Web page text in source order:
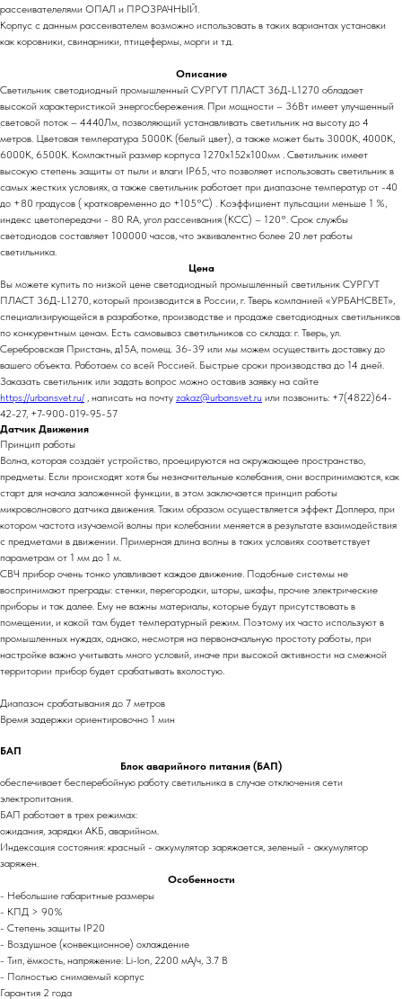
рассеивателелями ОПАЛ и ПРОЗРАЧНЫЙ.
Корпус с данным рассеивателем возможно использовать в таких вариантах установки
как коровники, свинарники, птицефермы, морги и т.д.
Описание
Светильник светодиодный промышленный СУРГУТ ПЛАСТ 36Д-L1270 обладает
высокой характеристикой энергосбережения. При мощности – 36Вт имеет улучшенный
световой поток – 4440Лм, позволяющий устанавливать светильник на высоту до 4
метров. Цветовая температура 5000К (белый цвет), а также может быть 3000К, 4000К,
6000К, 6500К. Компактный размер корпуса 1270х152х100мм . Светильник имеет
высокую степень защиты от пыли и влаги IP65, что позволяет использовать светильник в
самых жестких условиях, а также светильник работает при диапазоне температур от -40
до +80 градусов ( кратковременно до +105°С) . Коэффициент пульсации меньше 1 %,
индекс цветопередачи - 80 RA, угол рассеивания (КСС) – 120°. Срок службы
светодиодов составляет 100000 часов, что эквивалентно более 20 лет работы
светильника.
Цена
Вы можете купить по низкой цене светодиодный промышленный светильник СУРГУТ
ПЛАСТ 36Д-L1270, который производится в России, г. Тверь компанией «УРБАНСВЕТ»,
специализирующейся в разработке, производстве и продаже светодиодных светильников
по конкурентным ценам. Есть самовывоз светильников со склада: г. Тверь, ул.
Серебровская Пристань, д15А, помещ. 36-39 или мы можем осуществить доставку до
вашего объекта. Работаем со всей Россией. Быстрые сроки производства до 14 дней.
Заказать светильник или задать вопрос можно оставив заявку на сайте
https://urbansvet.ru/ , написать на почту zakaz@urbansvet.ru или позвонить: +7(4822)64-
42-27, +7-900-019-95-57
Датчик Движения
Принцип работы
Волна, которая создаёт устройство, проецируются на окружающее пространство,
предметы. Если происходят хотя бы незначительные колебания, они воспринимаются, как
старт для начала заложенной функции, в этом заключается принцип работы
микроволнового датчика движения. Таким образом осуществляется эффект Доплера, при
котором частота изучаемой волны при колебании меняется в результате взаимодействия
с предметами в движении. Примерная длина волны в таких условиях соответствует
параметрам от 1 мм до 1 м.
СВЧ прибор очень тонко улавливает каждое движение. Подобные системы не
воспринимают преграды: стенки, перегородки, шторы, шкафы, прочие электрические
приборы и так далее. Ему не важны материалы, которые будут присутствовать в
помещении, и какой там будет температурный режим. Поэтому их часто используют в
промышленных нуждах, однако, несмотря на первоначальную простоту работы, при
настройке важно учитывать много условий, иначе при высокой активности на смежной
территории прибор будет срабатывать вхолостую.
Диапазон срабатывания до 7 метров
Время задержки ориентировочно 1 мин
БАП
Блок аварийного питания (БАП)
обеспечивает бесперебойную работу светильника в случае отключения сети
электропитания.
БАП работает в трех режимах:
ожидания, зарядки АКБ, аварийном.
Индексация состояния: красный - аккумулятор заряжается, зеленый - аккумулятор
заряжен.
Особенности
- Небольшие габаритные размеры
- КПД > 90%
- Степень защиты IP20
- Воздушное (конвекционное) охлаждение
- Тип, ёмкость, напряжение: Li-lon, 2200 мА/ч, 3.7 В
- Полностью снимаемый корпус
Гарантия 2 года